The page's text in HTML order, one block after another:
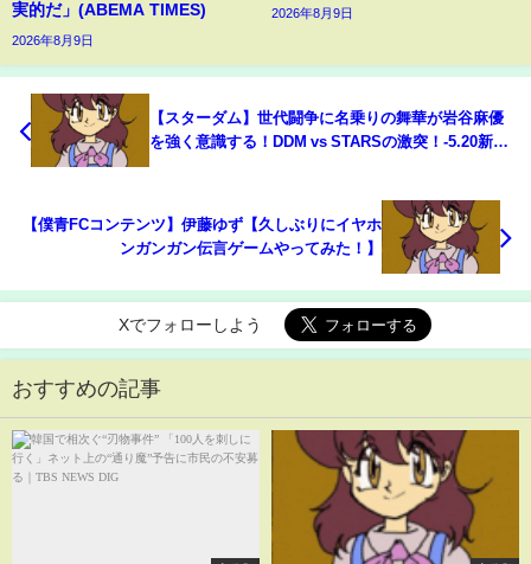
実的だ」(ABEMA TIMES)
2026年8月9日
2026年8月9日
【スターダム】世代闘争に名乗りの舞華が岩谷麻優
を強く意識する！DDM vs STARSの激突！-5.20新
【僕青FCコンテンツ】伊藤ゆず【久しぶりにイヤホ
ンガンガン伝言ゲームやってみた！】
Xでフォローしよう
おすすめの記事